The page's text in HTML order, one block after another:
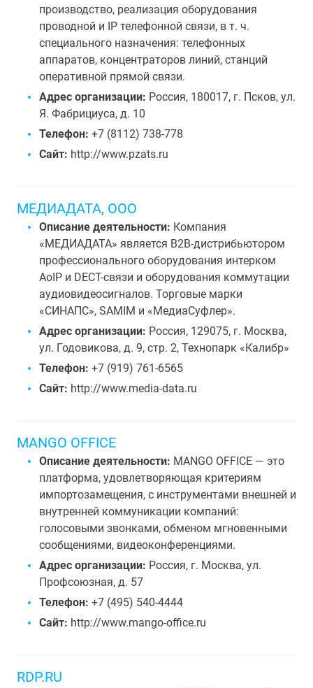
производство, реализация оборудования
проводной и IP телефонной связи, в т. ч.
специального назначения: телефонных
аппаратов, концентраторов линий, станций
оперативной прямой связи.
Адрес организации: Россия, 180017, г. Псков, ул.
Я. Фабрициуса, д. 10
Телефон: +7 (8112) 738-778
Сайт: http://www.pzats.ru
МЕДИАДАТА, ООО
Описание деятельности: Компания
«МЕДИАДАТА» является B2B-дистрибьютором
профессионального оборудования интерком
AoIP и DECT-связи и оборудования коммутации
аудиовидеосигналов. Торговые марки
«СИНАПС», SAMIM и «МедиаСуфлер».
Адрес организации: Россия, 129075, г. Москва,
ул. Годовикова, д. 9, стр. 2, Технопарк «Калибр»
Телефон: +7 (919) 761-6565
Сайт: http://www.media-data.ru
MANGO OFFICE
Описание деятельности: MANGO OFFICE — это
платформа, удовлетворяющая критериям
импортозамещения, с инструментами внешней и
внутренней коммуникации компаний:
голосовыми звонками, обменом мгновенными
сообщениями, видеоконференциями.
Адрес организации: Россия, г. Москва, ул.
Профсоюзная, д. 57
Телефон: +7 (495) 540-4444
Сайт: http://www.mango-office.ru
RDP.RU